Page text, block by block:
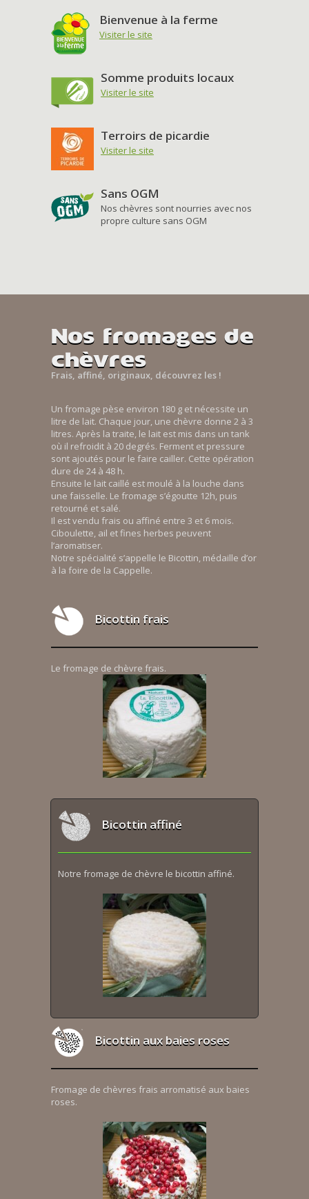
Bienvenue à la ferme
Visiter le site
Somme produits locaux
Visiter le site
Terroirs de picardie
Visiter le site
Sans OGM
Nos chèvres sont nourries avec nos
propre culture sans OGM
Nos fromages de
chèvres
Frais, affiné, originaux, découvrez les !
Un fromage pèse environ 180 g et nécessite un
litre de lait. Chaque jour, une chèvre donne 2 à 3
litres. Après la traite, le lait est mis dans un tank
où il refroidit à 20 degrés. Ferment et pressure
sont ajoutés pour le faire cailler. Cette opération
dure de 24 à 48 h.
Ensuite le lait caillé est moulé à la louche dans
une faisselle. Le fromage s’égoutte 12h, puis
retourné et salé.
Il est vendu frais ou affiné entre 3 et 6 mois.
Ciboulette, ail et fines herbes peuvent
l’aromatiser.
Notre spécialité s’appelle le Bicottin, médaille d’or
à la foire de la Cappelle.
Bicottin frais
Le fromage de chèvre frais.
Bicottin affiné
Notre fromage de chèvre le bicottin affiné.
Bicottin aux baies roses
Fromage de chèvres frais arromatisé aux baies
roses.